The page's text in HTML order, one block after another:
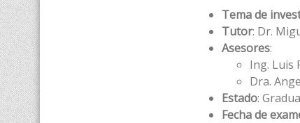
Tema de
Tutor: Dr.
Asesores:
Ing. Luis
Dra.
Estado:
Fecha de